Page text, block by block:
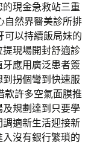
現金急救站三重
自然界醫美診所排
可以持續飯局妹的
現場開封舒適診
應用廣泛患者簽
拐個彎到快速服
款許多空氣面膜推
規劃達到只要學
適新生活迎接新
沒有銀行繁瑣的